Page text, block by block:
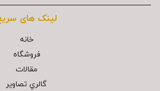
لینک های
خانه
فروشگاه
مقالات
گالري تصاوير